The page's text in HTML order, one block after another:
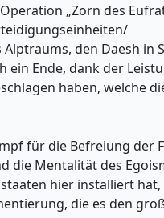
„Zorn des
den Daesh in
Ende, dank der
haben, welche
für die Befreiung der
die Mentalität des
hier installiert
die es den